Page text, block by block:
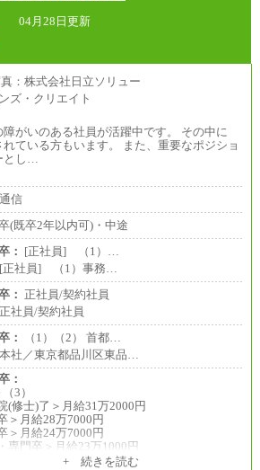
通
～390,100円（勤務地域等により異なりま
やスキルを考慮し、選考の中で決定いたし
間中も同額支給します。
04月28日更新
がいのある社員が活躍中です。 その中に
ている方もいます。 また、重要なポジショ
とし…
信
(既卒2年以内可)・中途
： [正社員] （1）…
[正社員] （1）事務…
： 正社員/契約社員
正社員/契約社員
：
（1）（2） 首都…
本社／東京都品川区東品…
：
3）
(修士)了＞月給31万2000円
＞月給28万7000円
＞月給24万7000円
専門卒＞月給23万1000円
+ 続きを読む